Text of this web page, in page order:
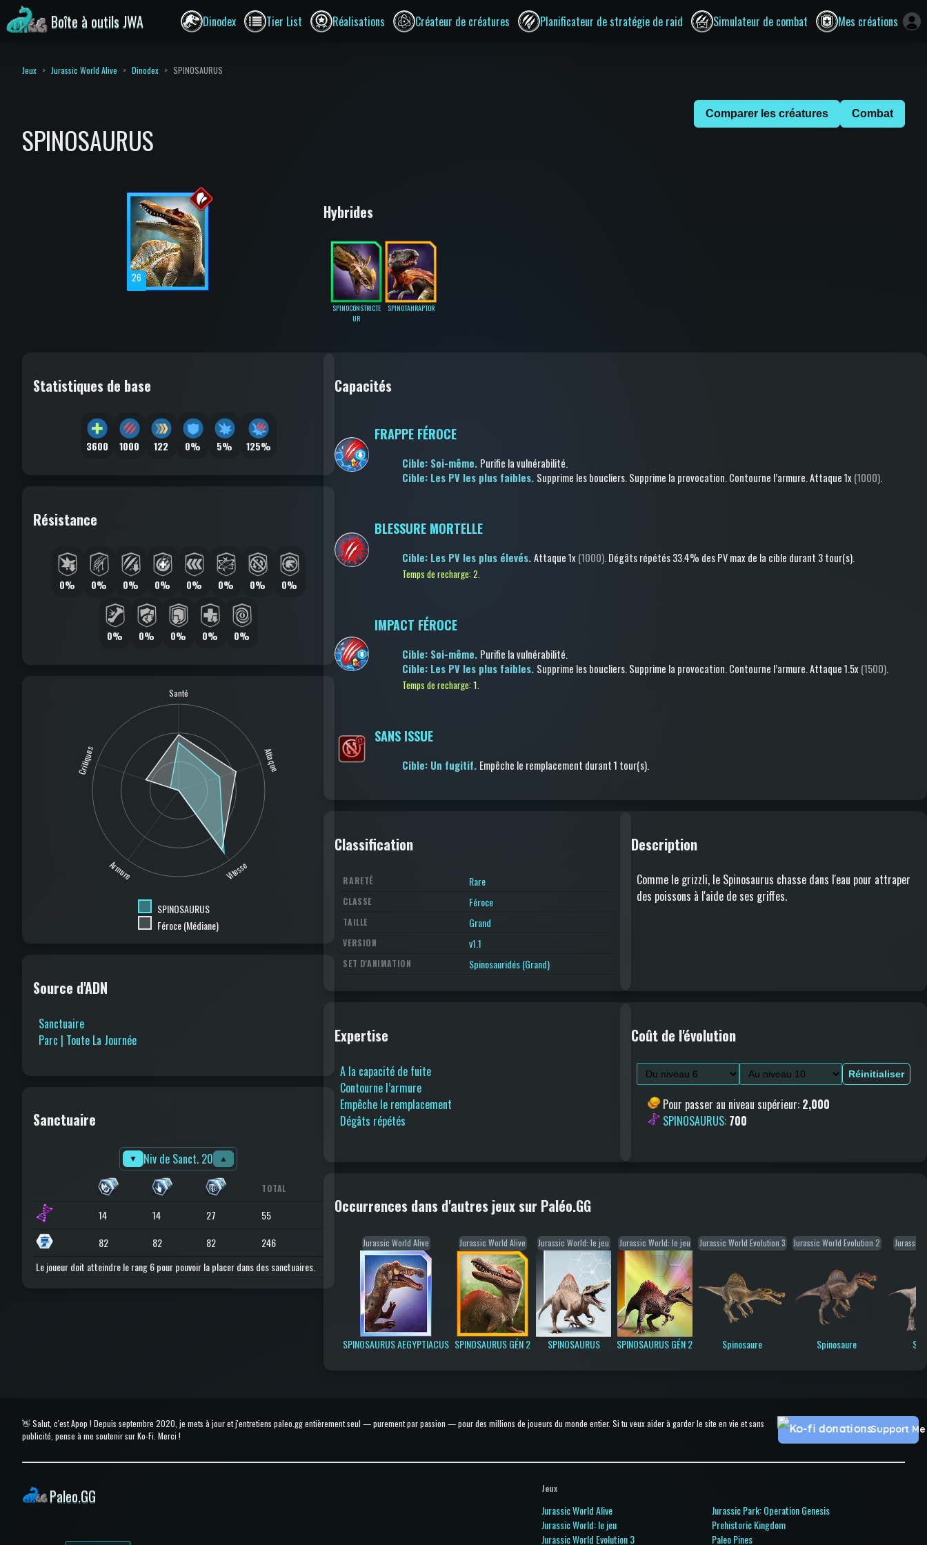
Boîte à outils JWA Dinodex Tier List Réalisations Créateur de créatures Planificateur de stratégie de raid Simulateur de combat Mes créations
Jeux Jurassic World Alive Dinodex SPINOSAURUS
SPINOSAURUS
26
Hybrides
SPINOCONSTRICTE
UR
SPINOTAHRAPTOR
Comparer les créatures Combat
Statistiques de base
3600 1000 122 0% 5% 125%
Résistance
0% 0% 0% 0% 0% 0% 0% 0%
0% 0% 0% 0% 0%
Santé
Attaque
Vitesse
Armure
Critiques
SPINOSAURUS
Féroce (Médiane)
Source d'ADN
Sanctuaire
Parc | Toute La Journée
Sanctuaire
▼ Niv de Sanct. 20 ▲
TOTAL
14 14 27
55
82
82 82
246
Le joueur doit atteindre le rang 6 pour pouvoir la placer dans des sanctuaires.
Capacités
FRAPPE FÉROCE
Cible: Soi-même. Purifie la vulnérabilité.
Cible: Les PV les plus faibles. Supprime les boucliers.Supprime la provocation.Contourne l’armure.Attaque1x(1000).
BLESSURE MORTELLE
Cible: Les PV les plus élevés.Attaque1x(1000).Dégâts répétés33.4% des PV max de la cible durant 3 tour(s).
Temps de recharge: 2.
IMPACT FÉROCE
Cible: Soi-même. Purifie la vulnérabilité.
Cible: Les PV les plus faibles. Supprime les boucliers.Supprime la provocation.Contourne l’armure.Attaque1.5x(1500).
Temps de recharge: 1.
SANS ISSUE
Cible: Un fugitif. Empêche le remplacement durant 1 tour(s).
Classification
RARETÉ Rare
CLASSE Féroce
TAILLE Grand
VERSION v1.1
SET D'ANIMATION Spinosauridés (Grand)
Description
Comme le grizzli, le Spinosaurus chasse dans l'eau pour attraper
des poissons à l'aide de ses griffes.
Expertise
A la capacité de fuite
Contourne l’armure
Empêche le remplacement
Dégâts répétés
Coût de l'évolution
Réinitialiser
Pour passer au niveau supérieur: 2,000
SPINOSAURUS: 700
Occurrences dans d'autres jeux sur Paléo.GG
Jurassic World Alive
SPINOSAURUS AEGYPTIACUS
Jurassic World Alive
SPINOSAURUS GÉN 2
Jurassic World: le jeu
SPINOSAURUS
Jurassic World: le jeu
SPINOSAURUS GÉN 2
Jurassic World Evolution 3
Spinosaure
Jurassic World Evolution 2
Spinosaure
Jurassic
👋 Salut, c'est Apop ! Depuis septembre 2020, je mets à jour et j'entretiens paleo.gg entièrement seul — purement par passion — pour des millions de joueurs du monde entier. Si tu veux aider à garder le site en vie et sans
publicité, pense à me soutenir sur Ko-Fi. Merci !
Support Me
Paleo.GG Jeux
Jurassic World Alive
Jurassic World: le jeu
Jurassic World Evolution 3
Jurassic Park: Operation Genesis
Prehistoric Kingdom
Paleo Pines